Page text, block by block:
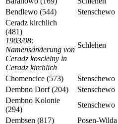
Bendlewo (544)
Stenschewo
Ceradz kirchlich
(481)
1903/08:
Namensänderung von
Ceradz koscielny in
Ceradz kirchlich
Schlehen
Chomencice (573) Stenschewo
Dembno Dorf (204)
Stenschewo
Dembno Kolonie
(294)
Stenschewo
Dembsen (817)
Posen-Wilda